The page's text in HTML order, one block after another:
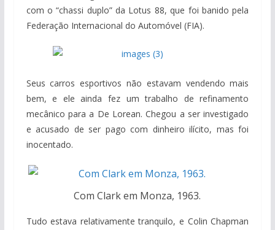
com o “chassi duplo” da Lotus 88, que foi banido pela
Federação Internacional do Automóvel (FIA).
Seus carros esportivos não estavam vendendo mais
bem, e ele ainda fez um trabalho de refinamento
mecânico para a De Lorean. Chegou a ser investigado
e acusado de ser pago com dinheiro ilícito, mas foi
inocentado.
Com Clark em Monza, 1963.
Tudo estava relativamente tranquilo, e Colin Chapman